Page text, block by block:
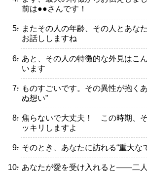
前は●●さんです！
・またその人の年齢、その人とあな
お話ししますね
・あと、その人の特徴的な外見はこ
います
・ものすごいです。その異性が抱く
ぬ想い”
・焦らないで大丈夫！ この時期、
ッキリしますよ
・そのとき、あなたに訪れる“重大な
・あなたが愛を受け入れると――二